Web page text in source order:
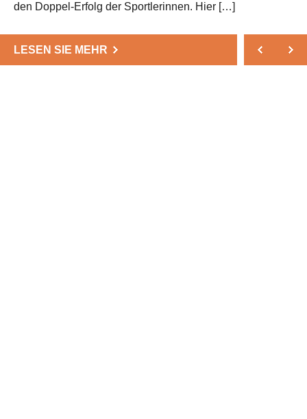
den Doppel-Erfolg der Sportlerinnen. Hier […]
LESEN SIE MEHR